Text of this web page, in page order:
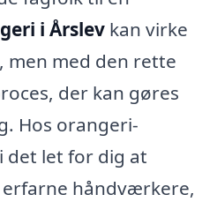
i Årslev kan virke
men med den rette
der kan gøres
Hos orangeri-
det let for dig at
håndværkere,